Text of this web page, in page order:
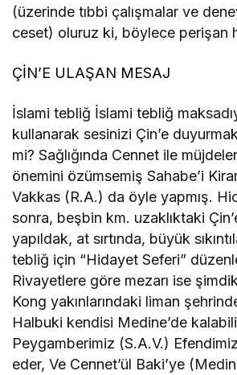
(üzerinde tıbbi çalışmalar ve
ceset) oluruz ki, böylece perişan
ÇİN’E ULAŞAN MESAJ
İslami tebliğ İslami tebliğ
kullanarak sesinizi Çin’e
mi? Sağlığında Cennet ile
önemini özümsemiş Sahabe’i
Vakkas (R.A.) da öyle yapmış.
sonra, beşbin km. uzaklıktaki
yapıldak, at sırtında, büyük
tebliğ için “Hidayet Seferi”
Rivayetlere göre mezarı ise
Kong yakınlarındaki liman
Halbuki kendisi Medine’de
Peygamberimiz (S.A.V.)
eder, Ve Cennet’ül Baki’ye